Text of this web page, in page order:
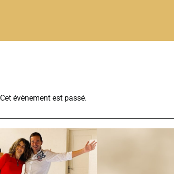
Cet évènement est passé.